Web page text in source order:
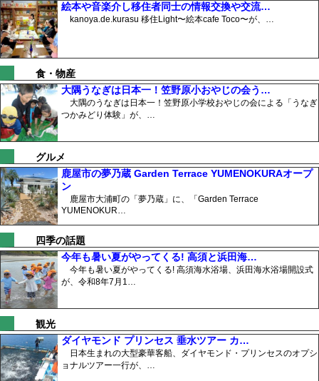
絵本や音楽介し移住者同士の情報交換や交流…
kanoya.de.kurasu 移住Light〜絵本cafe Toco〜が、…
食・物産
大隅うなぎは日本一！笠野原小おやじの会う…
大隅のうなぎは日本一！笠野原小学校おやじの会による「うなぎ
つかみどり体験」が、…
グルメ
鹿屋市の夢乃蔵 Garden Terrace YUMENOKURAオープ
ン
鹿屋市大浦町の「夢乃蔵」に、「Garden Terrace
YUMENOKUR…
四季の話題
今年も暑い夏がやってくる! 高須と浜田海…
今年も暑い夏がやってくる! 高須海水浴場、浜田海水浴場開設式
が、令和8年7月1…
観光
ダイヤモンド プリンセス 垂水ツアー カ…
日本生まれの大型豪華客船、ダイヤモンド・プリンセスのオプシ
ョナルツアー一行が、…